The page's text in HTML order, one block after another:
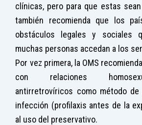
clínicas, pero para que estas
también recomienda que los
obstáculos legales y sociales
muchas personas accedan a los
Por vez primera, la OMS
con relaciones
antirretrovíricos como método
infección (profilaxis antes de la
al uso del preservativo.